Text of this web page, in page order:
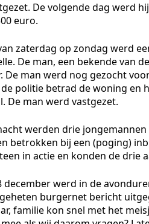
De volgende dag werd
euro.
zaterdag op zondag werd
De man, een bekende van
De man werd nog gezocht
politie betrad de woning
De man werd vastgezet.
werden drie
betrokken bij een (poging)
in actie en konden de drie
december werd in de
burgernet bericht
familie kon snel met het